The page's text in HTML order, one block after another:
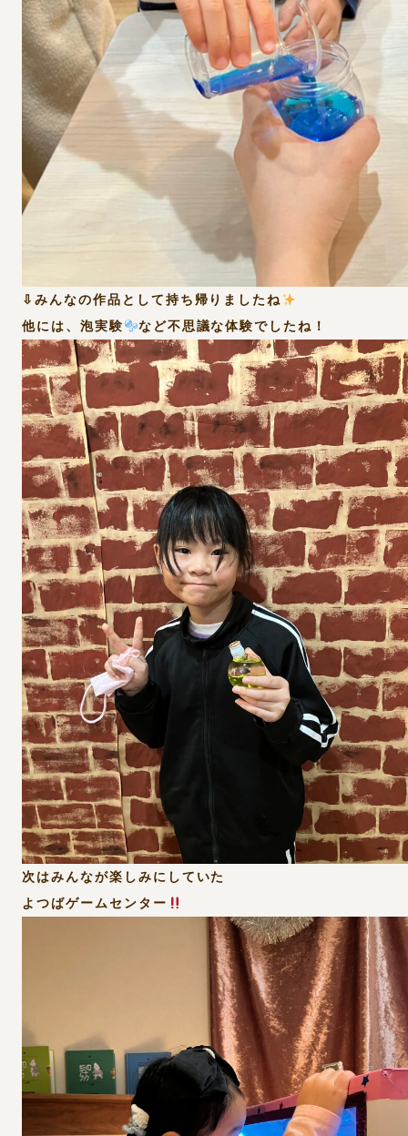
⇩みんなの作品として持ち帰りましたね
他には、泡実験
など不思議な体験でしたね！
次はみんなが楽しみにしていた
よつばゲームセンター